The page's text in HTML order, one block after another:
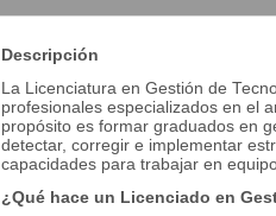
Descripción
La Licenciatura en Gestión de
profesionales especializados en el
propósito es formar graduados en
detectar, corregir e implementar
capacidades para trabajar en
¿Qué hace un Licenciado en